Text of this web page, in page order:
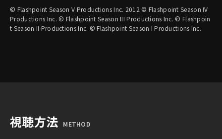
© Flashpoint Season V Productions Inc. 2012 © Flashpoint Season IV
Productions Inc. © Flashpoint Season III Productions Inc. © Flashpoin
t Season II Productions Inc. © Flashpoint Season I Productions Inc.
視聴方法 METHOD